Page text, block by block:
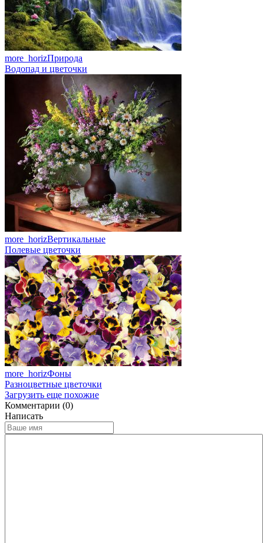
more_horizПрирода
Водопад и цветочки
more_horizВертикальные
Полевые цветочки
more_horizФоны
Разноцветные цветочки
Загрузить еще похожие
Комментарии (0)
Написать